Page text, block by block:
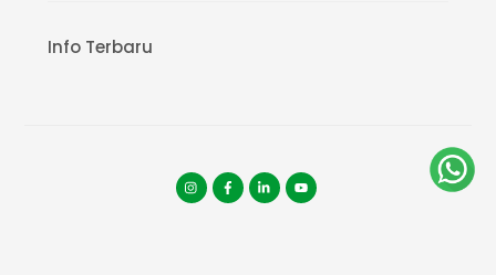
Info Terbaru
Instagramfacebook
tiktokyoutube